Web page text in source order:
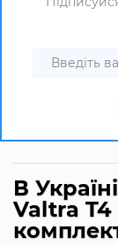
В
Valtra T4